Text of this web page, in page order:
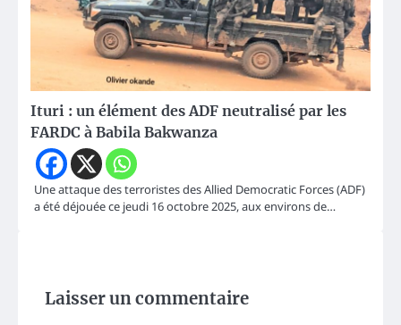
Ituri : un élément des ADF neutralisé par les
FARDC à Babila Bakwanza
Une attaque des terroristes des Allied Democratic Forces (ADF)
a été déjouée ce jeudi 16 octobre 2025, aux environs de…
Laisser un commentaire